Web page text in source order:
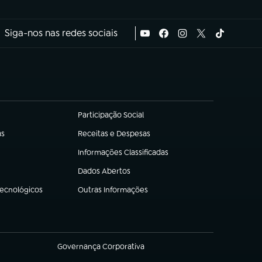
Siga-nos nas redes sociais
Participação Social
(abre em nova aba)
Receitas e Despesas
(abre em nova aba)
Informações Classificadas
(abre em nova aba)
Dados Abertos
(abre em nova aba)
Outras Informações
(abre em nova aba)
Governança Corporativa
(abre em nova aba)